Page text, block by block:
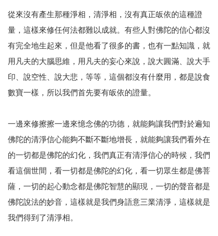
從來沒有產生那種淨相，清淨相，沒有真正皈依的這種證
量，這樣來修任何法都難以成就。有些人對佛陀的信心都沒
有完全地生起來，但是他看了很多的書，也有一點知識，就
用凡夫的大腦思維，用凡夫的妄心來說，說大圓滿、說大手
印、說空性、說大悲，等等，這個都沒有什麼用，都是說食
數寶一樣，所以我們首先要有皈依的證量。
一邊來修擦擦一邊來憶念佛的功德，就能夠讓我們對於遍知
佛陀的清淨信心能夠不斷不斷地增長，就能夠讓我們看外在
的一切都是佛陀的幻化，我們真正有清淨信心的時候，我們
看這個世間，看一切都是佛陀的幻化，看一切眾生都是佛菩
薩，一切的起心動念都是佛陀智慧的顯現，一切的聲音都是
佛陀說法的妙音，這樣就是我們身語意三業清淨，這樣就是
我們得到了清淨相。